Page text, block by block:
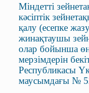
Міндетті
кәсіптік
қалу (есепке
жинақтаушы
олар бойынша
мерзімдерін
Республикасы
маусымдағы №